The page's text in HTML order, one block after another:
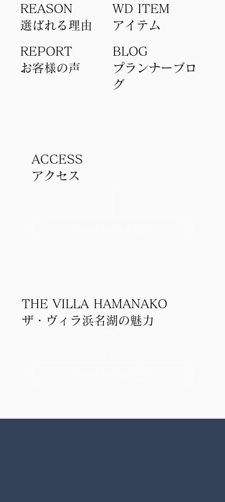
ACCESS
アクセス
THE VILLA HAMANAKO
ザ・ヴィラ浜名湖の魅力
​プランナーブロ
グ
BLOG
REPORT
​お客様の声
アイテム​
WD ITEM
選ばれる理由
REASON